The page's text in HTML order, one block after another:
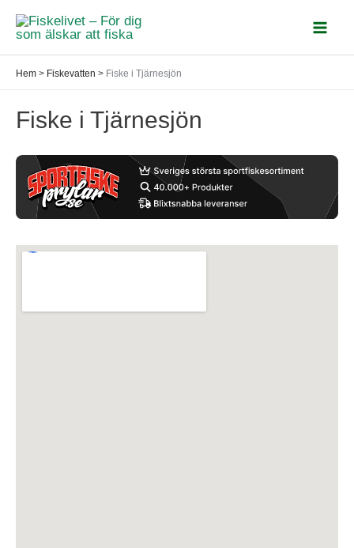
Hoppa
innehåll
Hem > Fiskevatten > Fiske i Tjärnesjön
Fiske i Tjärnesjön